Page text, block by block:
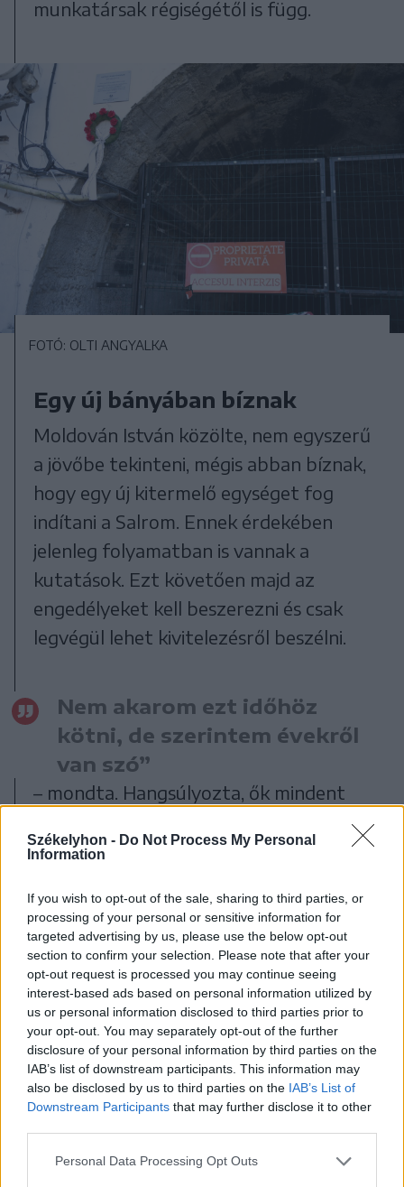
Székelyhon - Do Not Process My Personal
Information
If you wish to opt-out of the sale, sharing to third parties, or
processing of your personal or sensitive information for
targeted advertising by us, please use the below opt-out
section to confirm your selection. Please note that after your
opt-out request is processed you may continue seeing
interest-based ads based on personal information utilized by
us or personal information disclosed to third parties prior to
your opt-out. You may separately opt-out of the further
disclosure of your personal information by third parties on the
IAB’s list of downstream participants. This information may
also be disclosed by us to third parties on the IAB’s List of
Downstream Participants that may further disclose it to other
Personal Data Processing Opt Outs
munkatársak régiségétől is függ.
FOTÓ: OLTI ANGYALKA
Egy új bányában bíznak
Moldován István közölte, nem egyszerű
a jövőbe tekinteni, mégis abban bíznak,
hogy egy új kitermelő egységet fog
indítani a Salrom. Ennek érdekében
jelenleg folyamatban is vannak a
kutatások. Ezt követően majd az
engedélyeket kell beszerezni és csak
legvégül lehet kivitelezésről beszélni.
Nem akarom ezt időhöz
kötni, de szerintem évekről
van szó”
– mondta. Hangsúlyozta, ők mindent
lehetséges, hogy minél hamarabb
feledésbe a bányászok Parajdon.